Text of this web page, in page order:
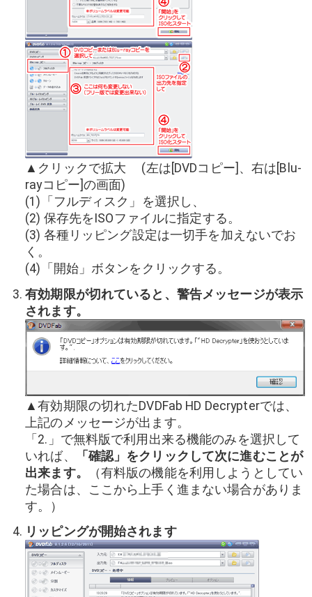
▲クリックで拡大 (左は[DVDコピー]、右は[Blu-
rayコピー]の画面)
(1)「フルディスク」を選択し、
(2) 保存先をISOファイルに指定する。
(3) 各種リッピング設定は一切手を加えないでお
く。
(4)「開始」ボタンをクリックする。
有効期限が切れていると、警告メッセージが表示
されます。
▲有効期限の切れたDVDFab HD Decrypterでは、
上記のメッセージが出ます。
「2.」で無料版で利用出来る機能のみを選択して
いれば、
「確認」をクリックして次に進むことが
出来ます。
（有料版の機能を利用しようとしてい
た場合は、ここから上手く進まない場合がありま
す。）
リッピングが開始されます